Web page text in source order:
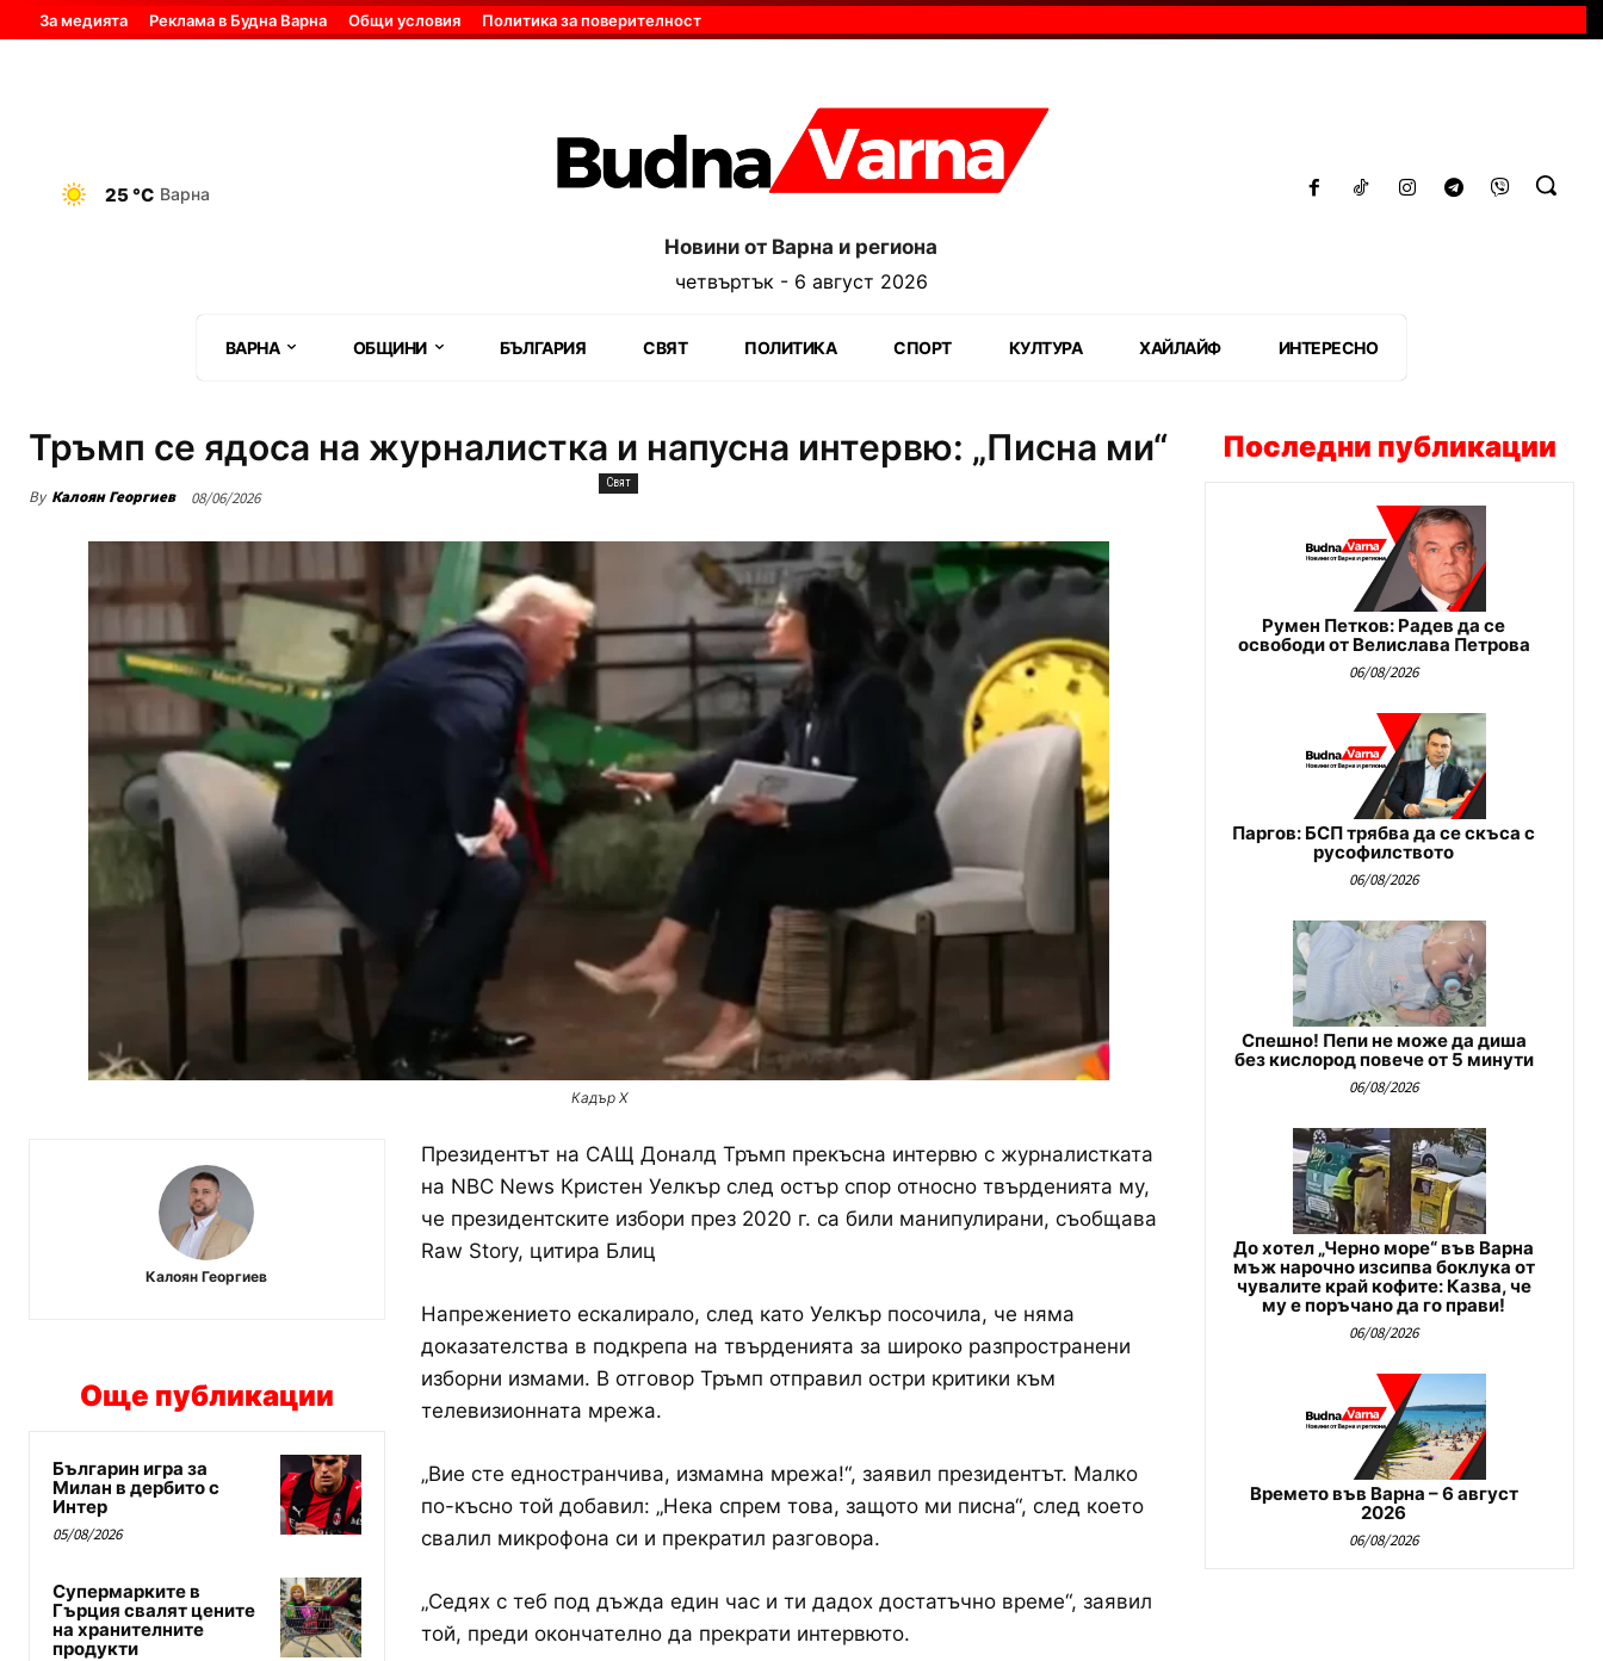
За медията Реклама в Будна Варна Общи условия Политика за поверителност
25 °C Варна
Новини от Варна и региона
четвъртък - 6 август 2026
ВАРНА ОБЩИНИ БЪЛГАРИЯ СВЯТ ПОЛИТИКА СПОРТ КУЛТУРА ХАЙЛАЙФ ИНТЕРЕСНО
Тръмп се ядоса на журналистка и напусна интервю: „Писна ми“
By Калоян Георгиев 08/06/2026
Свят
Кадър Х
Калоян Георгиев
Още публикации
Българин игра за
Милан в дербито с
Интер
05/08/2026
Супермарките в
Гърция свалят цените
на хранителните
продукти
Президентът на САЩ Доналд Тръмп прекъсна интервю с журналистката
на NBC News Кристен Уелкър след остър спор относно твърденията му,
че президентските избори през 2020 г. са били манипулирани, съобщава
Raw Story, цитира Блиц
Напрежението ескалирало, след като Уелкър посочила, че няма
доказателства в подкрепа на твърденията за широко разпространени
изборни измами. В отговор Тръмп отправил остри критики към
телевизионната мрежа.
„Вие сте едностранчива, измамна мрежа!“, заявил президентът. Малко
по-късно той добавил: „Нека спрем това, защото ми писна“, след което
свалил микрофона си и прекратил разговора.
„Седях с теб под дъжда един час и ти дадох достатъчно време“, заявил
той, преди окончателно да прекрати интервюто.
Последни публикации
Румен Петков: Радев да се
освободи от Велислава Петрова
06/08/2026
Паргов: БСП трябва да се скъса с
русофилството
06/08/2026
Спешно! Пепи не може да диша
без кислород повече от 5 минути
06/08/2026
До хотел „Черно море“ във Варна
мъж нарочно изсипва боклука от
чувалите край кофите: Казва, че
му е поръчано да го прави!
06/08/2026
Времето във Варна – 6 август
2026
06/08/2026